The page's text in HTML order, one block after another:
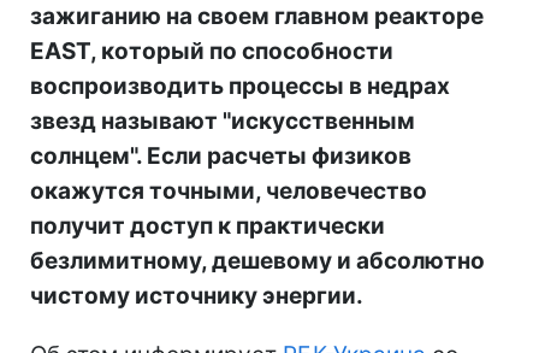
зажиганию на своем главном реакторе
EAST, который по способности
воспроизводить процессы в недрах
звезд называют "искусственным
солнцем". Если расчеты физиков
окажутся точными, человечество
получит доступ к практически
безлимитному, дешевому и абсолютно
чистому источнику энергии.